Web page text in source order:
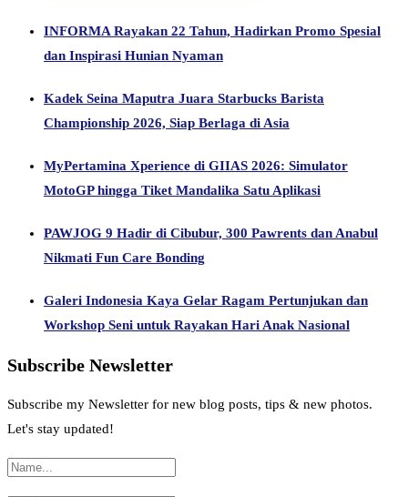
INFORMA Rayakan 22 Tahun, Hadirkan Promo Spesial
dan Inspirasi Hunian Nyaman
Kadek Seina Maputra Juara Starbucks Barista
Championship 2026, Siap Berlaga di Asia
MyPertamina Xperience di GIIAS 2026: Simulator
MotoGP hingga Tiket Mandalika Satu Aplikasi
PAWJOG 9 Hadir di Cibubur, 300 Pawrents dan Anabul
Nikmati Fun Care Bonding
Galeri Indonesia Kaya Gelar Ragam Pertunjukan dan
Workshop Seni untuk Rayakan Hari Anak Nasional
Subscribe Newsletter
Subscribe my Newsletter for new blog posts, tips & new photos.
Let's stay updated!